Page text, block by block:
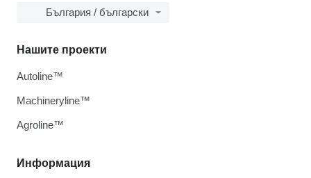
България / български
Информация
Нашите проекти
Autoline™
Machineryline™
Agroline™